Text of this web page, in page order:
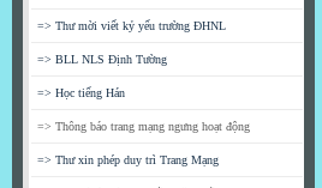
=> Thư mời viết kỷ yếu trường ĐHNL
=> BLL NLS Định Tường
=> Học tiếng Hán
=> Thông báo trang mạng ngưng hoạt động
=> Thư xin phép duy trì Trang Mạng